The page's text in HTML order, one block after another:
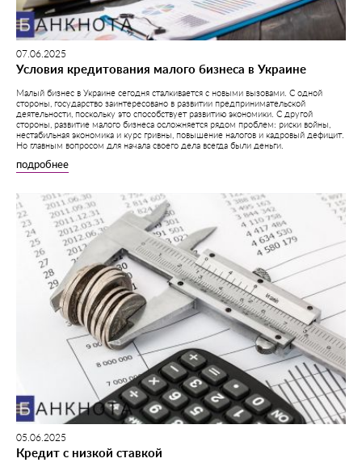
07.06.2025
Условия кредитования малого бизнеса в Украине
Малый бизнес в Украине сегодня сталкивается с новыми вызовами. С одной
стороны, государство заинтересовано в развитии предпринимательской
деятельности, поскольку это способствует развитию экономики. С другой
стороны, развитие малого бизнеса осложняется рядом проблем: риски войны,
нестабильная экономика и курс гривны, повышение налогов и кадровый дефицит.
Но главным вопросом для начала своего дела всегда были деньги.
подробнее
05.06.2025
Кредит с низкой ставкой